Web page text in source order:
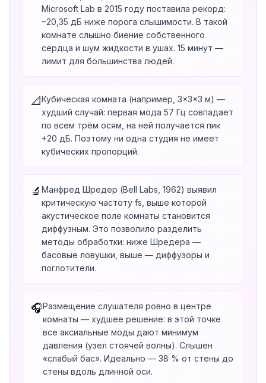
Microsoft Lab в 2015 году поставила рекорд:
−20,35 дБ ниже порога слышимости. В такой
комнате слышно биение собственного
сердца и шум жидкости в ушах. 15 минут —
лимит для большинства людей.
📐Кубическая комната (например, 3×3×3 м) —
худший случай: первая мода 57 Гц совпадает
по всем трём осям, на ней получается пик
+20 дБ. Поэтому ни одна студия не имеет
кубических пропорций.
🔬 Манфред Шредер (Bell Labs, 1962) выявил
критическую частоту fs, выше которой
акустическое поле комнаты становится
диффузным. Это позволило разделить
методы обработки: ниже Шредера —
басовые ловушки, выше — диффузоры и
поглотители.
🎧Размещение слушателя ровно в центре
комнаты — худшее решение: в этой точке
все аксиальные моды дают минимум
давления (узел стоячей волны). Слышен
«слабый бас». Идеально — 38 % от стены до
стены вдоль длинной оси.